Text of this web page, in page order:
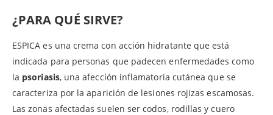
¿PARA QUÉ SIRVE?
ESPICA es una crema con acción hidratante que está
indicada para personas que padecen enfermedades como
la psoriasis, una afección inflamatoria cutánea que se
caracteriza por la aparición de lesiones rojizas escamosas.
Las zonas afectadas suelen ser codos, rodillas y cuero